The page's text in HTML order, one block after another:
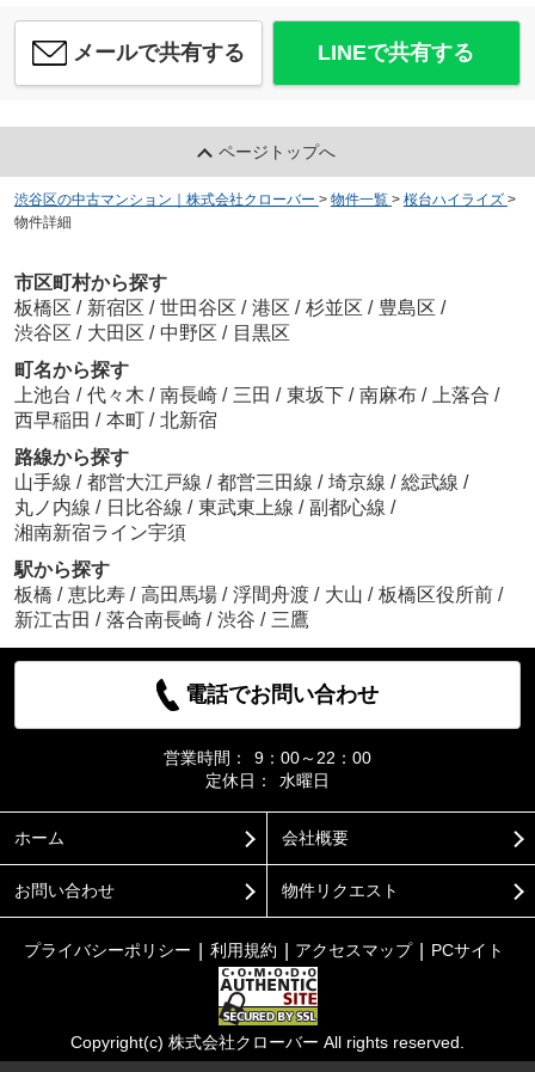
メールで共有する LINEで共有する
ページトップへ
渋谷区の中古マンション｜株式会社クローバー > 物件一覧 > 桜台ハイライズ >
物件詳細
市区町村から探す
板橋区 / 新宿区 / 世田谷区 / 港区 / 杉並区 / 豊島区 /
渋谷区 / 大田区 / 中野区 / 目黒区
町名から探す
上池台 / 代々木 / 南長崎 / 三田 / 東坂下 / 南麻布 / 上落合 /
西早稲田 / 本町 / 北新宿
路線から探す
山手線 / 都営大江戸線 / 都営三田線 / 埼京線 / 総武線 /
丸ノ内線 / 日比谷線 / 東武東上線 / 副都心線 /
湘南新宿ライン宇須
駅から探す
板橋 / 恵比寿 / 高田馬場 / 浮間舟渡 / 大山 / 板橋区役所前 /
新江古田 / 落合南長崎 / 渋谷 / 三鷹
電話でお問い合わせ
営業時間：
9：00～22：00
定休日：
水曜日
ホーム 会社概要
お問い合わせ 物件リクエスト
プライバシーポリシー 利用規約 アクセスマップ PCサイト
Copyright(c) 株式会社クローバー All rights reserved.